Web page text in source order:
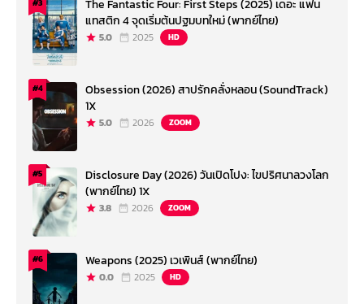
#3
The Fantastic Four: First Steps (2025) เดอะ แฟน
แทสติก 4 จุดเริ่มต้นปฐมบทใหม่ (พากย์ไทย)
5.0 2025 HD
#4
Obsession (2026) สาปรักคลั่งหลอน (SoundTrack)
1X
5.0 2026 ZOOM
#5
Disclosure Day (2026) วันเปิดโปง: ไขปริศนาลวงโลก
(พากย์ไทย) 1X
3.8 2026 ZOOM
#6 Weapons (2025) เวเพินส์ (พากย์ไทย)
0.0 2025 HD